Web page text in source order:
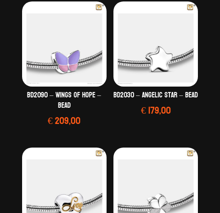
BD2090 – Wings Of Hope –
Bead
€209,00
BD2030 – Angelic Star – Bead
€179,00